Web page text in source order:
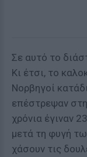
Σε αυτό το
Κι έτσι, το
Νορβηγοί
επέστρεψαν
χρόνια έγιναν
μετά τη φυγή
χάσουν τις